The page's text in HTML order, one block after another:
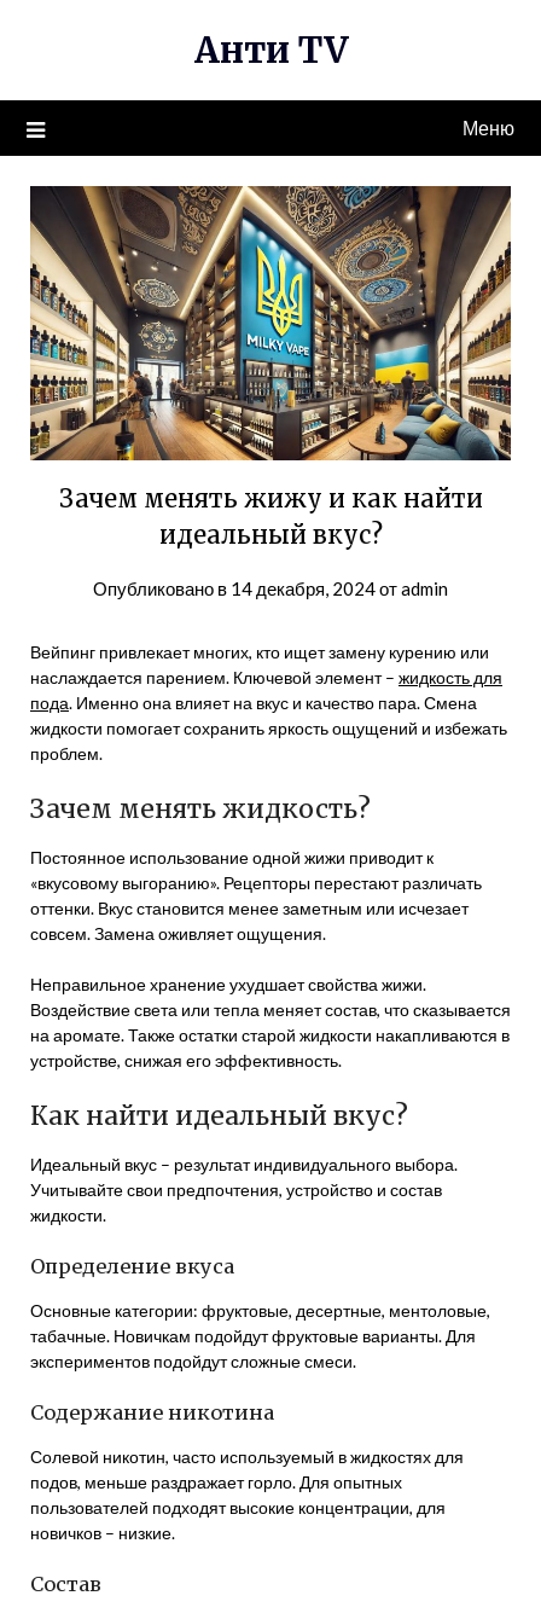
Анти TV
Меню
Зачем менять жижу и как найти
идеальный вкус?
Опубликовано в 14 декабря, 2024отadmin
Вейпинг привлекает многих, кто ищет замену курению или
наслаждается парением. Ключевой элемент – жидкость для
пода. Именно она влияет на вкус и качество пара. Смена
жидкости помогает сохранить яркость ощущений и избежать
проблем.
Зачем менять жидкость?
Постоянное использование одной жижи приводит к
«вкусовому выгоранию». Рецепторы перестают различать
оттенки. Вкус становится менее заметным или исчезает
совсем. Замена оживляет ощущения.
Неправильное хранение ухудшает свойства жижи.
Воздействие света или тепла меняет состав, что сказывается
на аромате. Также остатки старой жидкости накапливаются в
устройстве, снижая его эффективность.
Как найти идеальный вкус?
Идеальный вкус – результат индивидуального выбора.
Учитывайте свои предпочтения, устройство и состав
жидкости.
Определение вкуса
Основные категории: фруктовые, десертные, ментоловые,
табачные. Новичкам подойдут фруктовые варианты. Для
экспериментов подойдут сложные смеси.
Содержание никотина
Солевой никотин, часто используемый в жидкостях для
подов, меньше раздражает горло. Для опытных
пользователей подходят высокие концентрации, для
новичков – низкие.
Состав